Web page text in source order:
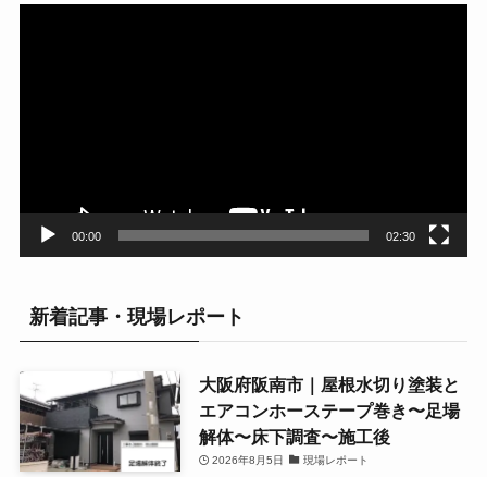
00:00 02:30
新着記事・現場レポート
大阪府阪南市｜屋根水切り塗装と
エアコンホーステープ巻き〜足場
解体〜床下調査〜施工後
2026年8月5日 現場レポート